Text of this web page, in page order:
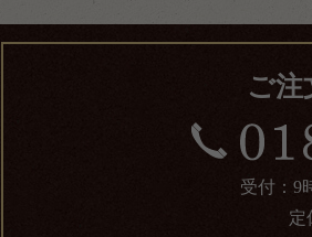
ご注
受付：9
定